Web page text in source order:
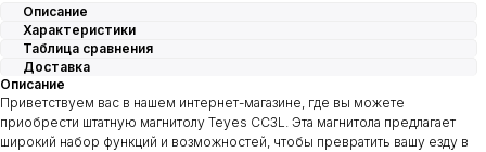
Описание
Характеристики
Таблица сравнения
Доставка
Описание
Приветствуем вас в нашем интернет-магазине, где вы можете
приобрести штатную магнитолу Teyes CC3L. Эта магнитола предлагает
широкий набор функций и возможностей, чтобы превратить вашу езду в